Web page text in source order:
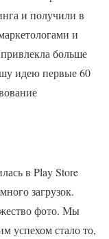
и получили в
и
больше
идею первые 60
в Play Store
загрузок.
фото. Мы
успехом стало то,